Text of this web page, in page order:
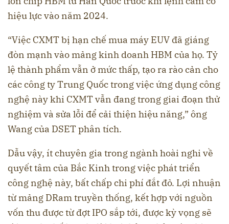
hiệu lực vào năm 2024.
“Việc CXMT bị hạn chế mua máy EUV đã giáng
đòn mạnh vào mảng kinh doanh HBM của họ. Tỷ
lệ thành phẩm vẫn ở mức thấp, tạo ra rào cản cho
các công ty Trung Quốc trong việc ứng dụng công
nghệ này khi CXMT vẫn đang trong giai đoạn thử
nghiệm và sửa lỗi để cải thiện hiệu năng,” ông
Wang của DSET phân tích.
Dẫu vậy, ít chuyên gia trong ngành hoài nghi về
quyết tâm của Bắc Kinh trong việc phát triển
công nghệ này, bất chấp chi phí đắt đỏ. Lợi nhuận
từ mảng DRam truyền thống, kết hợp với nguồn
vốn thu được từ đợt IPO sắp tới, được kỳ vọng sẽ